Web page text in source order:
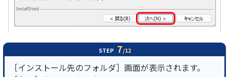
STEP 7/12
［インストール先のフォルダ］画面が表示されます。